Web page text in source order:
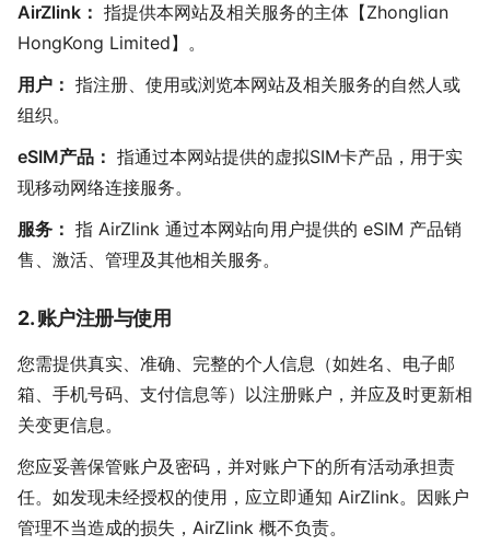
AirZlink： 指提供本网站及相关服务的主体【Zhonglian
HongKong Limited】。
用户： 指注册、使用或浏览本网站及相关服务的自然人或
组织。
eSIM产品： 指通过本网站提供的虚拟SIM卡产品，用于实
现移动网络连接服务。
服务： 指 AirZlink 通过本网站向用户提供的 eSIM 产品销
售、激活、管理及其他相关服务。
2. 账户注册与使用
您需提供真实、准确、完整的个人信息（如姓名、电子邮
箱、手机号码、支付信息等）以注册账户，并应及时更新相
关变更信息。
您应妥善保管账户及密码，并对账户下的所有活动承担责
任。如发现未经授权的使用，应立即通知 AirZlink。因账户
管理不当造成的损失，AirZlink 概不负责。